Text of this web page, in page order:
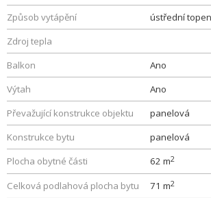
Způsob vytápění
ústřední
Zdroj tepla
Balkon
Ano
Výtah
Ano
Převažující konstrukce objektu
panelová
Konstrukce bytu
panelová
Plocha obytné části
62 m2
Celková podlahová plocha bytu 71 m2